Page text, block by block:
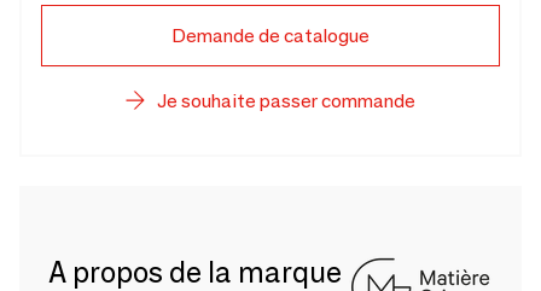
Demande de catalogue
Je souhaite passer commande
A propos de la marque